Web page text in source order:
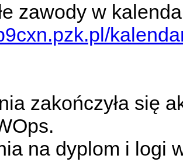
zawody w
zakończyła się
na dyplom i logi